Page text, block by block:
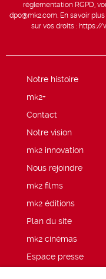
réglementation RGPD,
dpo@mk2.com. En savoir
sur vos droits : https://
Notre histoire
mk2+
Contact
Notre vision
mk2 innovation
Nous rejoindre
mk2 films
mk2 éditions
Plan du site
mk2 cinémas
Espace presse